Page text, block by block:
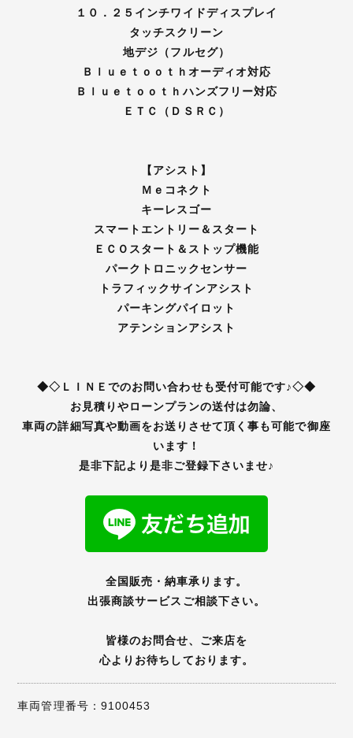
１０．２５インチワイドディスプレイ
タッチスクリーン
地デジ（フルセグ）
Ｂｌｕｅｔｏｏｔｈオーディオ対応
Ｂｌｕｅｔｏｏｔｈハンズフリー対応
ＥＴＣ（ＤＳＲＣ）
【アシスト】
Ｍｅコネクト
キーレスゴー
スマートエントリー＆スタート
ＥＣＯスタート＆ストップ機能
パークトロニックセンサー
トラフィックサインアシスト
パーキングパイロット
アテンションアシスト
◆◇ＬＩＮＥでのお問い合わせも受付可能です♪◇◆
お見積りやローンプランの送付は勿論、
車両の詳細写真や動画をお送りさせて頂く事も可能で御座
います！
是非下記より是非ご登録下さいませ♪
全国販売・納車承ります。
出張商談サービスご相談下さい。
皆様のお問合せ、ご来店を
心よりお待ちしております。
車両管理番号：9100453